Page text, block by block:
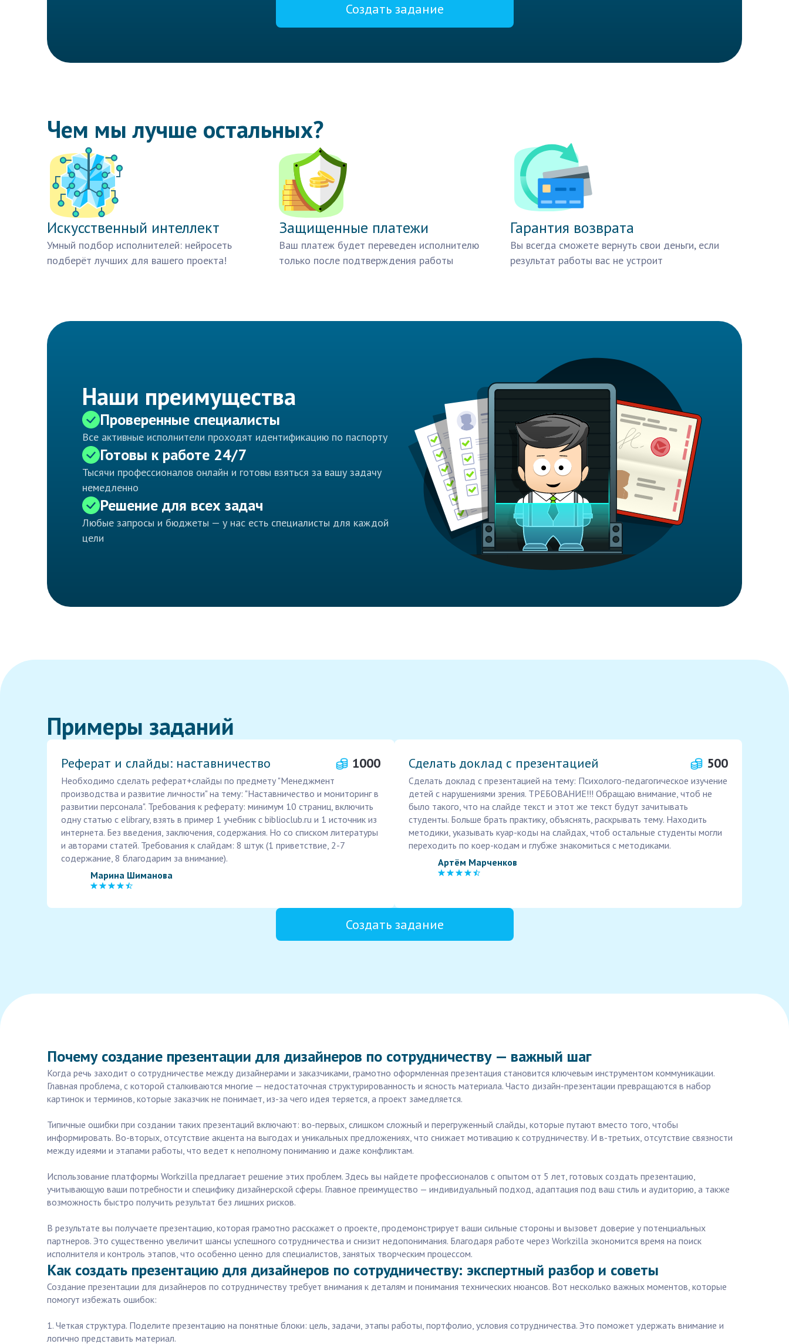
Создать задание
Чем мы лучше остальных?
Искусственный интеллект
Умный подбор исполнителей: нейросеть
подберёт лучших для вашего проекта!
Защищенные платежи
Ваш платеж будет переведен исполнителю
только после подтверждения работы
Гарантия возврата
Вы всегда сможете вернуть свои деньги, если
результат работы вас не устроит
Наши преимущества
Проверенные специалисты
Все активные исполнители проходят идентификацию по паспорту
Готовы к работе 24/7
Тысячи профессионалов онлайн и готовы взяться за вашу задачу
немедленно
Решение для всех задач
Любые запросы и бюджеты — у нас есть специалисты для каждой
цели
Примеры заданий
Реферат и слайды: наставничество 1000
Необходимо сделать реферат+слайды по предмету "Менеджмент
производства и развитие личности" на тему: "Наставничество и мониторинг в
развитии персонала". Требования к реферату: минимум 10 страниц, включить
одну статью с elibrary, взять в пример 1 учебник с biblioclub.ru и 1 источник из
интернета. Без введения, заключения, содержания. Но со списком литературы
и авторами статей. Требования к слайдам: 8 штук (1 приветствие, 2-7
содержание, 8 благодарим за внимание).
Марина Шиманова
Сделать доклад с презентацией 500
Сделать доклад с презентацией на тему: Психолого-педагогическое изучение
детей с нарушениями зрения. ТРЕБОВАНИЕ!!! Обращаю внимание, чтоб не
было такого, что на слайде текст и этот же текст будут зачитывать
студенты. Больше брать практику, объяснять, раскрывать тему. Находить
методики, указывать куар-коды на слайдах, чтоб остальные студенты могли
переходить по коер-кодам и глубже знакомиться с методиками.
Артём Марченков
Создать задание
Почему создание презентации для дизайнеров по сотрудничеству — важный шаг
Когда речь заходит о сотрудничестве между дизайнерами и заказчиками, грамотно оформленная презентация становится ключевым инструментом коммуникации.
Главная проблема, с которой сталкиваются многие — недостаточная структурированность и ясность материала. Часто дизайн-презентации превращаются в набор
картинок и терминов, которые заказчик не понимает, из-за чего идея теряется, а проект замедляется.
Типичные ошибки при создании таких презентаций включают: во-первых, слишком сложный и перегруженный слайды, которые путают вместо того, чтобы
информировать. Во-вторых, отсутствие акцента на выгодах и уникальных предложениях, что снижает мотивацию к сотрудничеству. И в-третьих, отсутствие связности
между идеями и этапами работы, что ведет к неполному пониманию и даже конфликтам.
Использование платформы Workzilla предлагает решение этих проблем. Здесь вы найдете профессионалов с опытом от 5 лет, готовых создать презентацию,
учитывающую ваши потребности и специфику дизайнерской сферы. Главное преимущество — индивидуальный подход, адаптация под ваш стиль и аудиторию, а также
возможность быстро получить результат без лишних рисков.
В результате вы получаете презентацию, которая грамотно расскажет о проекте, продемонстрирует ваши сильные стороны и вызовет доверие у потенциальных
партнеров. Это существенно увеличит шансы успешного сотрудничества и снизит недопонимания. Благодаря работе через Workzilla экономится время на поиск
исполнителя и контроль этапов, что особенно ценно для специалистов, занятых творческим процессом.
Как создать презентацию для дизайнеров по сотрудничеству: экспертный разбор и советы
Создание презентации для дизайнеров по сотрудничеству требует внимания к деталям и понимания технических нюансов. Вот несколько важных моментов, которые
помогут избежать ошибок:
1. Четкая структура. Поделите презентацию на понятные блоки: цель, задачи, этапы работы, портфолио, условия сотрудничества. Это поможет удержать внимание и
логично представить материал.